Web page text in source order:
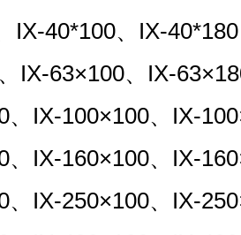
IX-40*100、IX-40*180
IX-63×100、IX-
IX-100×100、IX-
IX-160×100、IX-
IX-250×100、IX-